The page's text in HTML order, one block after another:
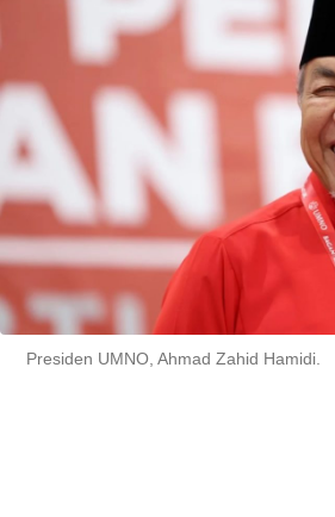
Presiden UMNO, Ahmad Zahid Hamidi.